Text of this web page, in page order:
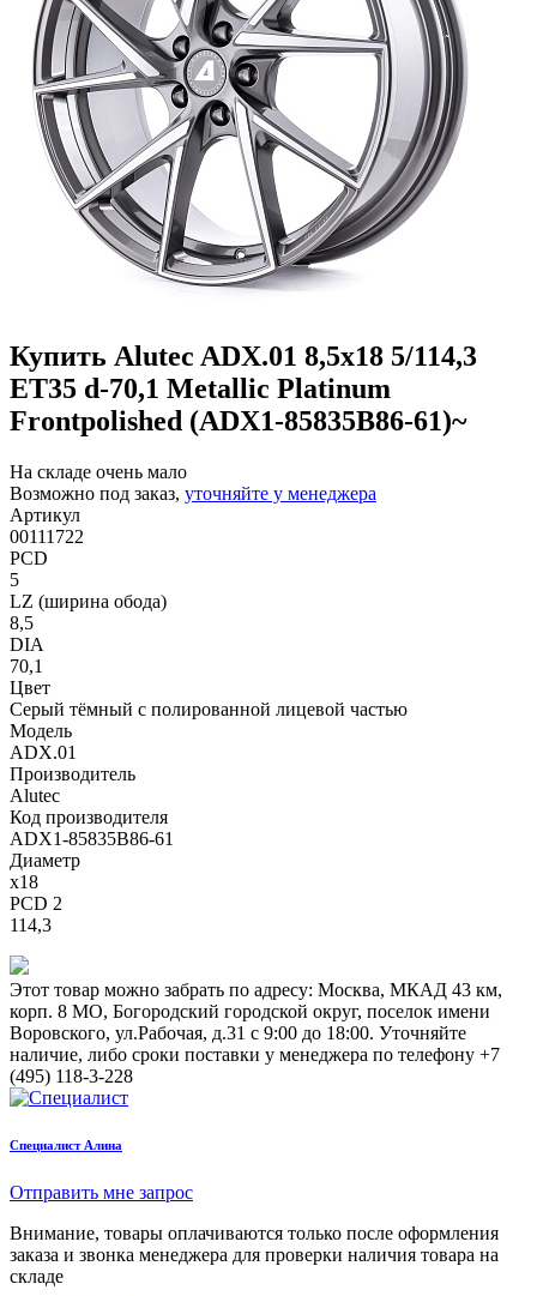
Купить Alutec ADX.01 8,5x18 5/114,3
ET35 d-70,1 Metallic Platinum
Frontpolished (ADX1-85835B86-61)~
На складе очень мало
Возможно под заказ, уточняйте у менеджера
Артикул
00111722
PCD
5
LZ (ширина обода)
8,5
DIA
70,1
Цвет
Серый тёмный с полированной лицевой частью
Модель
ADX.01
Производитель
Alutec
Код производителя
ADX1-85835B86-61
Диаметр
x18
PCD 2
114,3
Этот товар можно забрать по адресу: Москва, МКАД 43 км,
корп. 8 МО, Богородский городской округ, поселок имени
Воровского, ул.Рабочая, д.31 с 9:00 до 18:00. Уточняйте
наличие, либо сроки поставки у менеджера по телефону +7
(495) 118-3-228
Cпециалист Алина
Отправить мне запрос
Внимание, товары оплачиваются только после оформления
заказа и звонка менеджера для проверки наличия товара на
складе